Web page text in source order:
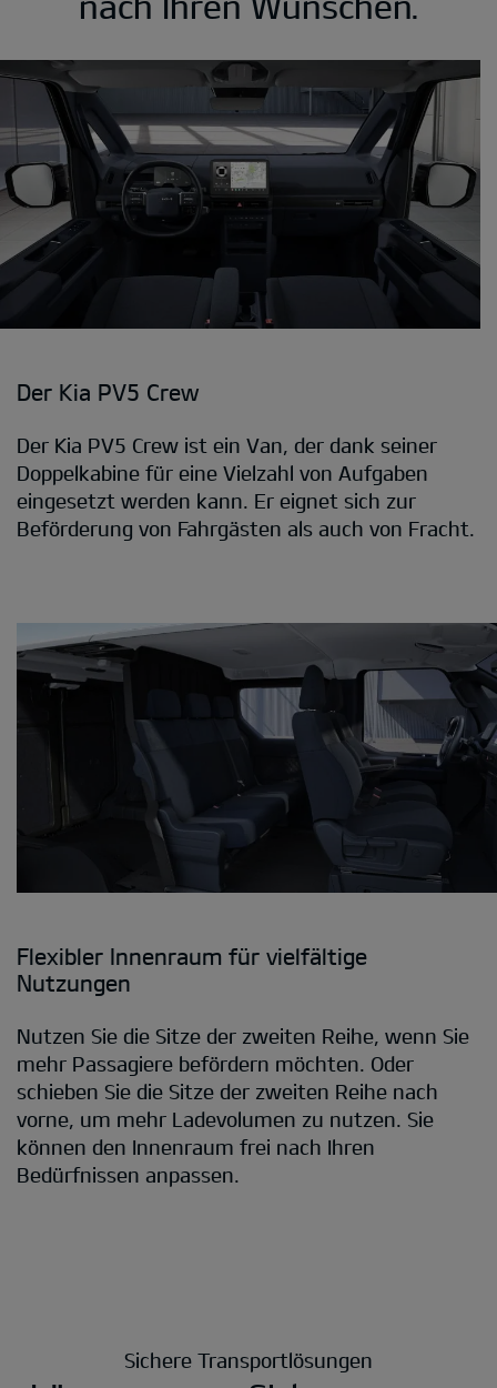
Der Kia PV5 Crew
Der Kia PV5 Crew ist ein Van, der dank seiner
Doppelkabine für eine Vielzahl von Aufgaben
eingesetzt werden kann. Er eignet sich zur
Beförderung von Fahrgästen als auch von Fracht.
Flexibler Innenraum für vielfältige
Nutzungen
Nutzen Sie die Sitze der zweiten Reihe, wenn Sie
mehr Passagiere befördern möchten. Oder
schieben Sie die Sitze der zweiten Reihe nach
vorne, um mehr Ladevolumen zu nutzen. Sie
können den Innenraum frei nach Ihren
Bedürfnissen anpassen.
Sichere Transportlösungen